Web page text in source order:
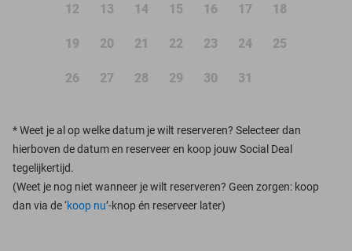
12 13 14 15 16 17 18
19 20 21 22 23 24 25
26 27 28 29 30 31
*Weet je al op welke datum je wilt reserveren? Selecteer dan
hierboven de datum en reserveer en koop jouw Social Deal
tegelijkertijd.
(Weet je nog niet wanneer je wilt reserveren? Geen zorgen: koop
dan via de ‘koop nu’-knop én reserveer later)